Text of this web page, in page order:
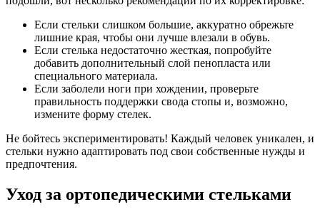
Если стельки слишком большие, аккуратно обрежьте
лишние края, чтобы они лучше влезали в обувь.
Если стелька недостаточно жесткая, попробуйте
добавить дополнительный слой пенопласта или
специального материала.
Если заболели ноги при хождении, проверьте
правильность поддержки свода стопы и, возможно,
измените форму стелек.
Не бойтесь экспериментировать! Каждый человек уникален, и
стельки нужно адаптировать под свои собственные нужды и
предпочтения.
Уход за ортопедическими стельками